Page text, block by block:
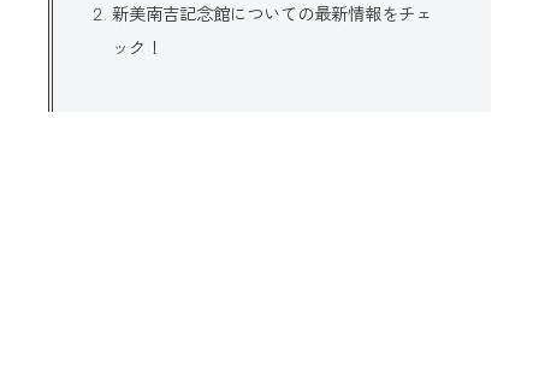
新美南吉記念館についての最新情報をチェ
ック！